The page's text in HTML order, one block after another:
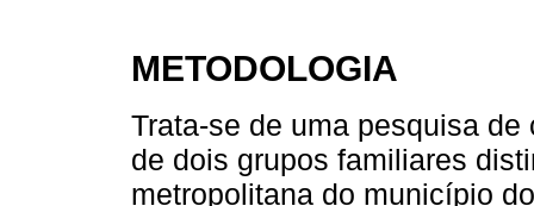
METODOLOGIA
Trata-se de uma pesquisa
de dois grupos familiares
metropolitana do município